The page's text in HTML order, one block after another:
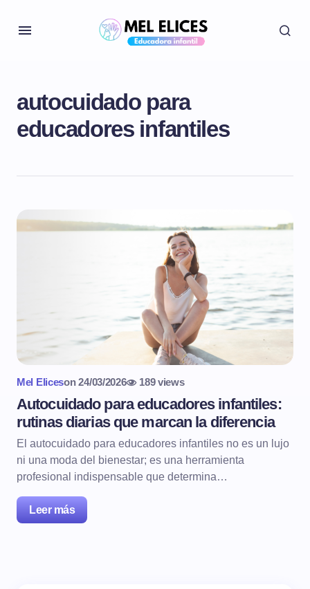
autocuidado para
educadores infantiles
Mel Eliceson 24/03/2026 189 views
Autocuidado para educadores infantiles:
rutinas diarias que marcan la diferencia
El autocuidado para educadores infantiles no es un lujo
ni una moda del bienestar; es una herramienta
profesional indispensable que determina…
Leer más